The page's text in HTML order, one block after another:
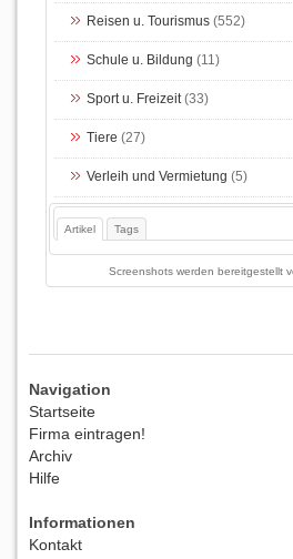
Reisen u. Tourismus (552)
Schule u. Bildung (11)
Sport u. Freizeit(33)
Tiere (27)
Verleih und Vermietung (5)
Artikel Tags
Screenshots werden bereitgestellt
Navigation
Startseite
Firma eintragen!
Archiv
Hilfe
Informationen
Kontakt